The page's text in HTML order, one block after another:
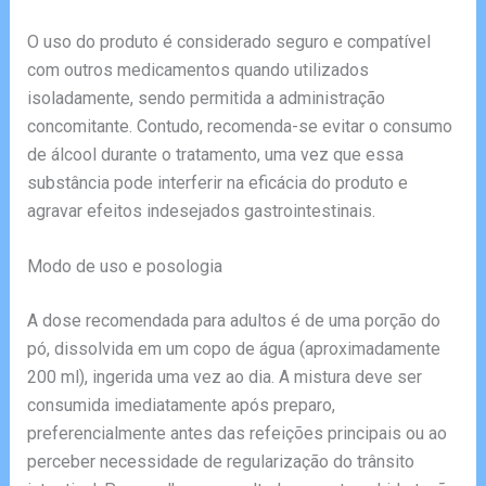
O uso do produto é considerado seguro e compatível
com outros medicamentos quando utilizados
isoladamente, sendo permitida a administração
concomitante. Contudo, recomenda-se evitar o consumo
de álcool durante o tratamento, uma vez que essa
substância pode interferir na eficácia do produto e
agravar efeitos indesejados gastrointestinais.
Modo de uso e posologia
A dose recomendada para adultos é de uma porção do
pó, dissolvida em um copo de água (aproximadamente
200 ml), ingerida uma vez ao dia. A mistura deve ser
consumida imediatamente após preparo,
preferencialmente antes das refeições principais ou ao
perceber necessidade de regularização do trânsito